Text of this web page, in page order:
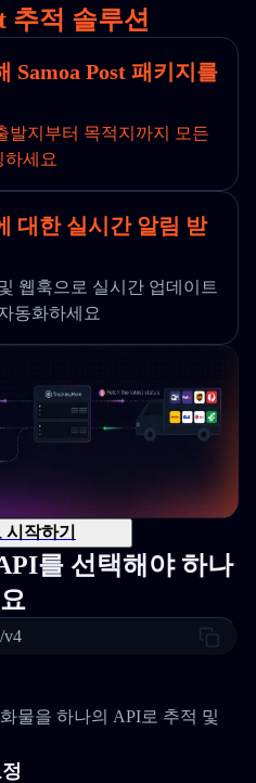
추적 솔루션
Samoa Post 패키지를
발지부터 목적지까지 모든
하세요
대한 실시간 알림 받
웹훅으로 실시간 업데이트
동화하세요
시작하기
를 선택해야 하나
요
v4
물을 하나의 API로 추적 및